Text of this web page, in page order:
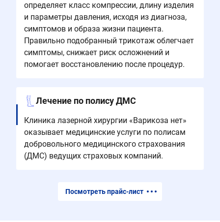
определяет класс компрессии, длину изделия
и параметры давления, исходя из диагноза,
симптомов и образа жизни пациента.
Правильно подобранный трикотаж облегчает
симптомы, снижает риск осложнений и
помогает восстановлению после процедур.
Лечение по полису ДМС
Клиника лазерной хирургии «Варикоза нет»
оказывает медицинские услуги по полисам
добровольного медицинского страхования
(ДМС) ведущих страховых компаний.
Посмотреть прайс-лист